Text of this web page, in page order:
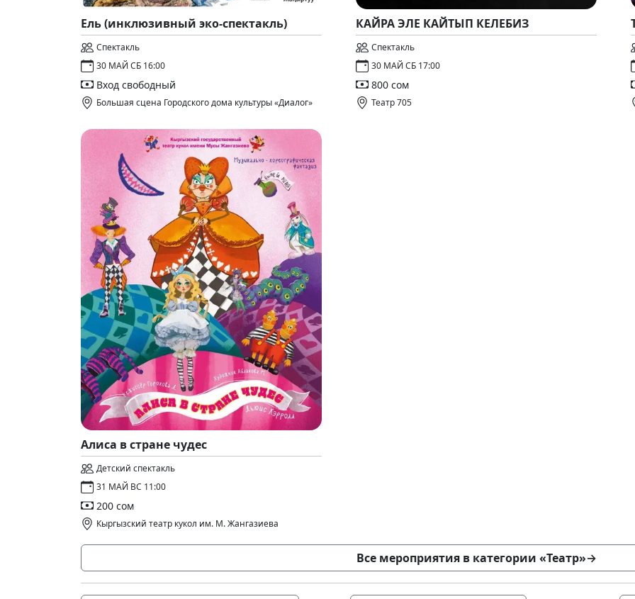
Ель (инклюзивный эко-спектакль)
Спектакль
30 МАЙ СБ 16:00
Вход свободный
Большая сцена Городского дома культуры «Диалог»
КАЙРА ЭЛЕ КАЙТЫП КЕЛЕБИЗ
Спектакль
30 МАЙ СБ 17:00
800 сом
Театр 705
Алиса в стране чудес
Детский спектакль
31 МАЙ ВС 11:00
200 сом
Кыргызский театр кукол им. М. Жангазиева
Все мероприятия в категории «Театр»→